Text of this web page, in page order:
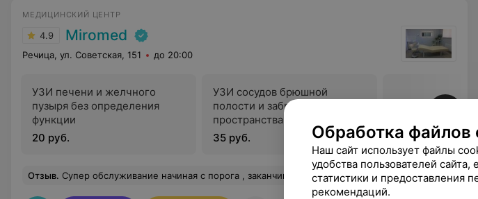
МЕДИЦИНСКИЙ ЦЕНТР
4.9 Miromed
Речица, ул. Советская, 151 до 20:00
УЗИ печени и желчного
пузыря без определения
функции
20 руб.
УЗИ сосудов брюшной
полости и забрюшинного
пространства
35 руб.
Отзыв. Супер обслуживание начиная с порога , заканчивая кабинетом. Еще
Обработка файлов
Наш сайт использует файлы
удобства пользователей сайта,
статистики и предоставления
рекомендаций.